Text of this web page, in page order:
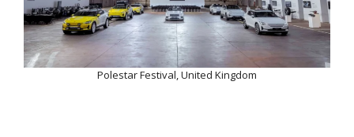
Polestar Festival, United Kingdom